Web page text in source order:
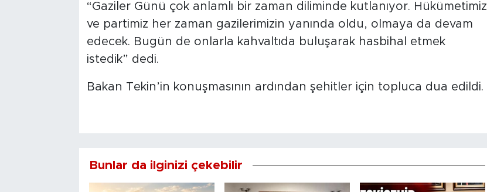
“Gaziler Günü çok anlamlı bir zaman diliminde kutlanıyor. Hükümetimiz
ve partimiz her zaman gazilerimizin yanında oldu, olmaya da devam
edecek. Bugün de onlarla kahvaltıda buluşarak hasbihal etmek
istedik” dedi.
Bakan Tekin’in konuşmasının ardından şehitler için topluca dua edildi.
Bunlar da ilginizi çekebilir